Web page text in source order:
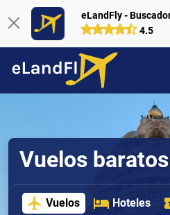
eLandFly -
4.5
Vuelos
Vuelos Hoteles